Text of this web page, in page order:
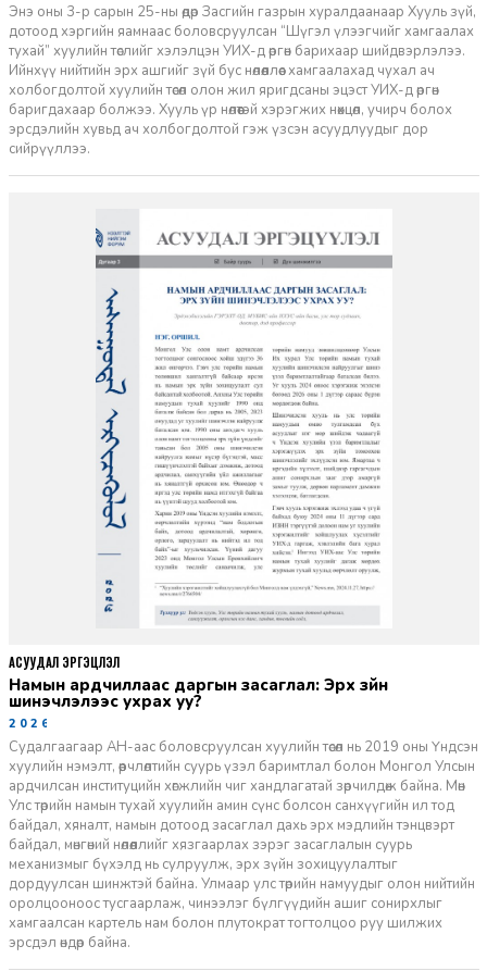
Энэ оны 3-р сарын 25-ны өдөр Засгийн газрын хуралдаанаар Хууль зүй,
дотоод хэргийн яамнаас боловсруулсан “Шүгэл үлээгчийг хамгаалах
тухай” хуулийн төслийг хэлэлцэн УИХ-д өргөн барихаар шийдвэрлэлээ.
Ийнхүү нийтийн эрх ашгийг зүй бус нөлөөллөөс хамгаалахад чухал ач
холбогдолтой хуулийн төсөл олон жил яригдсаны эцэст УИХ-д өргөн
баригдахаар болжээ. Хууль үр нөлөөтэй хэрэгжих нөхцөл, учирч болох
эрсдэлийн хувьд ач холбогдолтой гэж үзсэн асуудлуудыг дор
сийрүүллээ.
Намын ардчиллаас даргын засаглал: Эрх зүйн
шинэчлэлээс ухрах уу?
2026-07-08
Судалгаагаар АН-аас боловсруулсан хуулийн төсөл нь 2019 оны Үндсэн
хуулийн нэмэлт, өөрчлөлтийн суурь үзэл баримтлал болон Монгол Улсын
ардчилсан институцийн хөгжлийн чиг хандлагатай зөрчилдөж байна. Мөн
Улс төрийн намын тухай хуулийн амин сүнс болсон санхүүгийн ил тод
байдал, хяналт, намын дотоод засаглал дахь эрх мэдлийн тэнцвэрт
байдал, мөнгөний нөлөөллийг хязгаарлах зэрэг засаглалын суурь
механизмыг бүхэлд нь сулруулж, эрх зүйн зохицуулалтыг
дордуулсан шинжтэй байна. Улмаар улс төрийн намуудыг олон нийтийн
оролцооноос тусгаарлаж, чинээлэг бүлгүүдийн ашиг сонирхлыг
хамгаалсан картель нам болон плутократ тогтолцоо руу шилжих
эрсдэл өндөр байна.
АСУУДАЛ ЭРГЭЦҮҮЛЭЛ